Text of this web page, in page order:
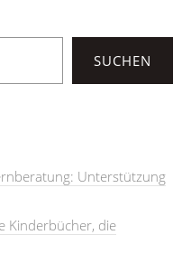
SUCHEN
Unterstützung
Kinderbücher, die